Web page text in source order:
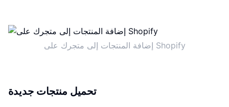
إضافة المنتجات إلى متجرك على Shopify
تحميل منتجات جديدة